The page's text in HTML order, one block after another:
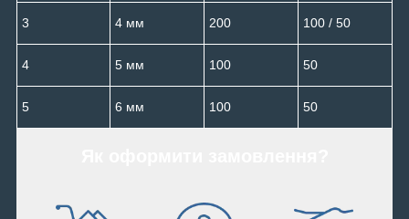
3 4 мм 200 100 / 50
4 5 мм 100 50
5 6 мм 100 50